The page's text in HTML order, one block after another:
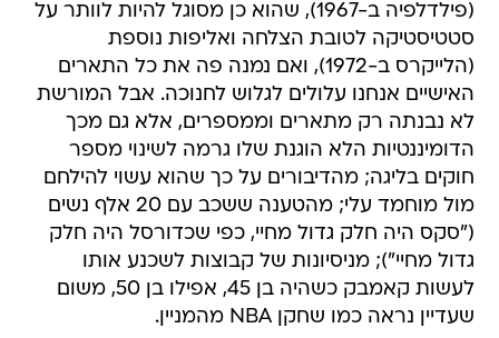
(פילדלפיה ב-1967), שהוא כן מסוגל להיות לוותר על
סטטיסטיקה לטובת הצלחה ואליפות נוספת
(הלייקרס ב-1972), ואם נמנה פה את כל התארים
האישיים אנחנו עלולים לגלוש לחנוכה. אבל המורשת
לא נבנתה רק מתארים וממספרים, אלא גם מכך
הדומיננטיות הלא הוגנת שלו גרמה לשינוי מספר
חוקים בליגה; מהדיבורים על כך שהוא עשוי להילחם
מול מוחמד עלי; מהטענה ששכב עם 20 אלף נשים
("סקס היה חלק גדול מחיי, כפי שכדורסל היה חלק
גדול מחיי"); מניסיונות של קבוצות לשכנע אותו
לעשות קאמבק כשהיה בן 45, אפילו בן 50, משום
שעדיין נראה כמו שחקן NBA מהמניין.